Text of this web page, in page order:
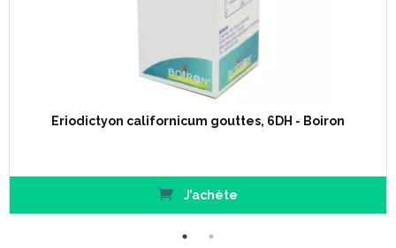
Eriodictyon californicum gouttes, 6DH - Boiron
J’achète